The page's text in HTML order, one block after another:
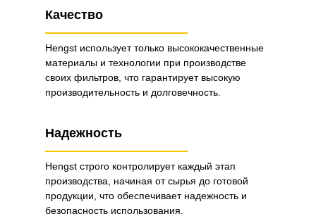
Качество
Надежность
Hengst использует только высококачественные
материалы и технологии при производстве
своих фильтров, что гарантирует высокую
производительность и долговечность.
Hengst строго контролирует каждый этап
производства, начиная от сырья до готовой
продукции, что обеспечивает надежность и
безопасность использования.